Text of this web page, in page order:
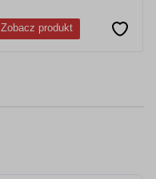
Zobacz produkt